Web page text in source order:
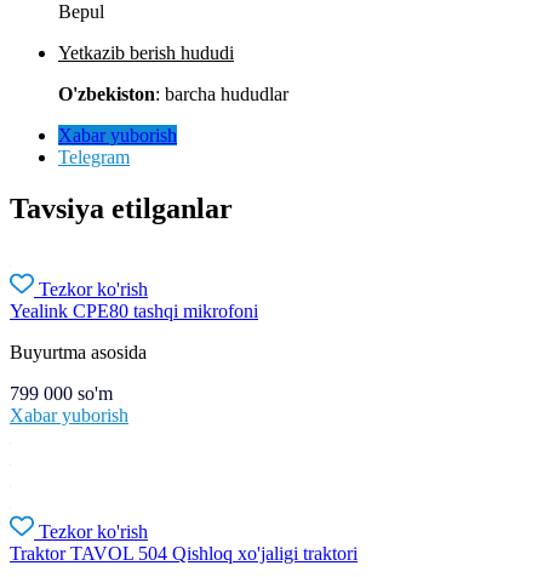
Bepul
Yetkazib berish hududi
O'zbekiston: barcha hududlar
Xabar yuborish
Telegram
Tavsiya etilganlar
Tezkor ko'rish
Yealink CPE80 tashqi mikrofoni
Buyurtma asosida
799 000 so'm
Xabar yuborish
Tezkor ko'rish
Traktor TAVOL 504 Qishloq xo'jaligi traktori